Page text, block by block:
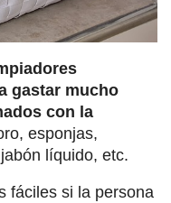
gastar mucho
con la
esponjas,
líquido, etc.
fáciles si la persona